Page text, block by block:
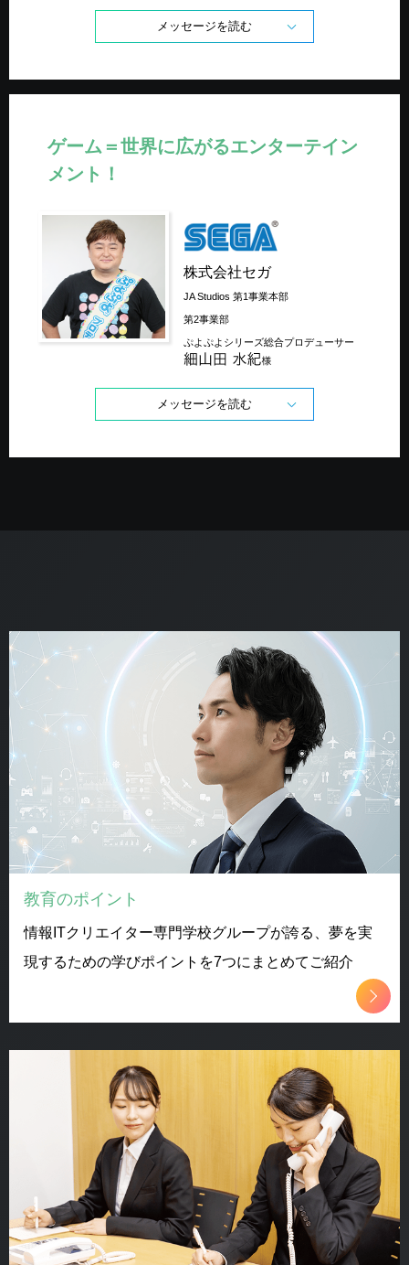
メッセージを読む
ゲーム＝世界に広がるエンターテイン
メント！
株式会社セガ
JA Studios 第1事業本部
第2事業部
ぷよぷよシリーズ総合プロデューサー
メッセージを読む
教育のポイント
情報ITクリエイター専門学校グループが誇る、夢を実
現するための学びポイントを7つにまとめてご紹介